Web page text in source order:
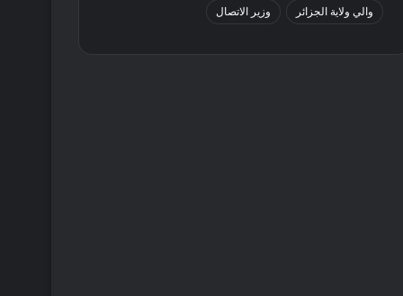
والي ولاية الجزائر وزير الاتصال